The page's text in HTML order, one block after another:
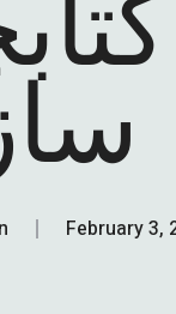
February 3,